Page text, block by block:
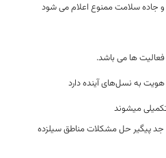
و جاده سلامت ممنوع اعلام می شود
ها می باشد.
به نسل‌های آینده دارد
میشوند
جد پیگیر حل مشکلات مناطق سیلزده